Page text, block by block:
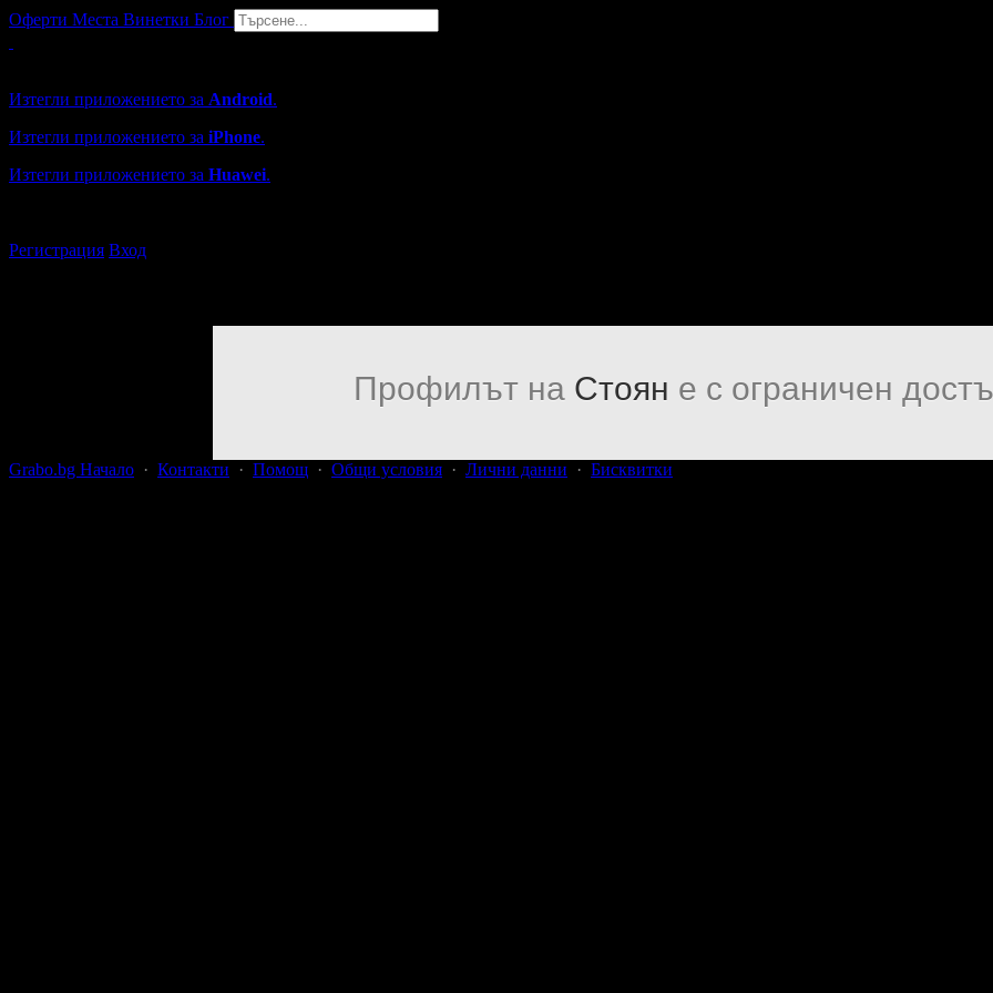
Оферти Места Винетки Блог
Изтегли приложението за Android.
Изтегли приложението за iPhone.
Изтегли приложението за Huawei.
Регистрация Вход
Профилът на Стоян е с ограничен
Grabo.bg Начало · Контакти · Помощ · Общи условия · Лични данни · Бисквитки